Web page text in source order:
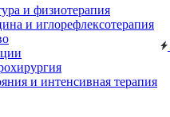
и физиотерапия
и иглорефлексотерапия
и интенсивная терапия